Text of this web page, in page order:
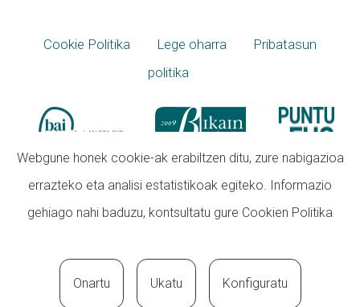
Cookie Politika Lege oharra
Pribatasun
politika
Webgune honek cookie-ak erabiltzen ditu, zure nabigazioa
errazteko eta analisi estatistikoak egiteko. Informazio
gehiago nahi baduzu, kontsultatu gure Cookien Politika
Onartu Ukatu Konfiguratu